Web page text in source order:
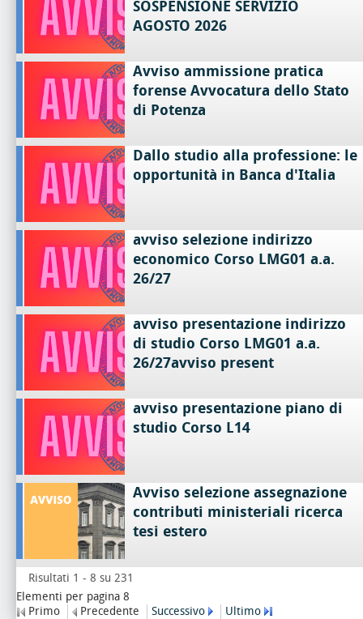
SOSPENSIONE SERVIZIO
AGOSTO 2026
Avviso ammissione pratica
forense Avvocatura dello Stato
di Potenza
Dallo studio alla professione: le
opportunità in Banca d'Italia
avviso selezione indirizzo
economico Corso LMG01 a.a.
26/27
avviso presentazione indirizzo
di studio Corso LMG01 a.a.
26/27avviso present
avviso presentazione piano di
studio Corso L14
Avviso selezione assegnazione
contributi ministeriali ricerca
tesi estero
Risultati 1 - 8 su 231
Elementi per pagina 8
Primo
Precedente Successivo Ultimo